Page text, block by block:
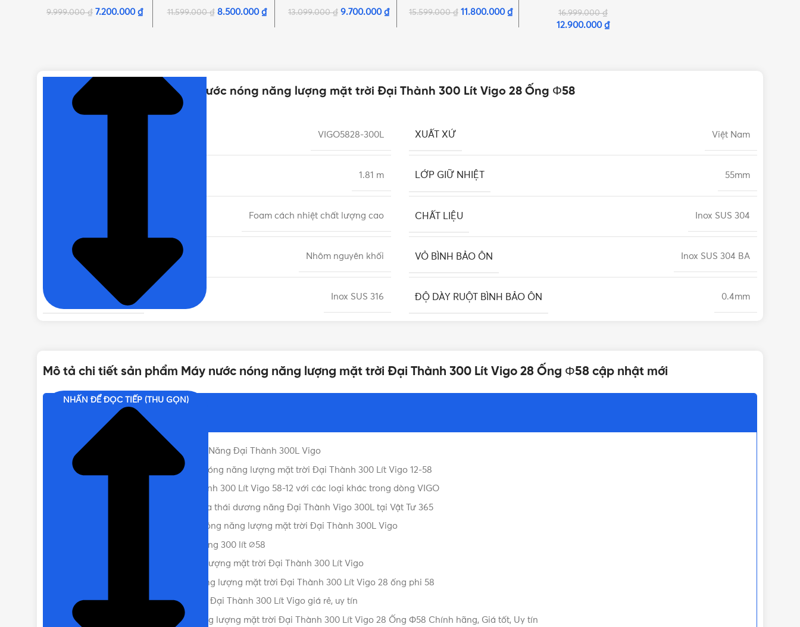
Thành 130 Lít Vigo 12
Ống Φ58
9.999.000₫ 7.200.000 ₫
Thành 160 Lít Vigo 15
Ống Φ58
11.599.000₫ 8.500.000 ₫
Thành 180 Lít Vigo 18
Ống Φ58
13.099.000₫ 9.700.000 ₫
Thành 215 Lít Vigo 21
Ống Φ58
15.599.000₫ 11.800.000 ₫
Thành 250 Lít Vigo 24
Ống Φ58
16.999.000₫
12.900.000 ₫
Thông số kỹ thuật của Máy nước nóng năng lượng mặt trời Đại Thành 300 Lít Vigo 28 Ống Φ58
VIGO5828-300L XUẤT XỨ Việt Nam
1.81 m LỚP GIỮ NHIỆT 55mm
Foam cách nhiệt chất lượng cao CHẤT LIỆU Inox SUS 304
CHẤT LIỆU KHUNG ĐỠ Nhôm nguyên khối VỎ BÌNH BẢO ÔN Inox SUS 304 BA
RUỘT BÌNH BẢO ÔN Inox SUS 316 ĐỘ DÀY RUỘT BÌNH BẢO ÔN 0.4mm
TIÊU CHUẨN ISO 9001:2008, TC 08:2008/CTY-NĐT, TCVN: 8251:2009
BẢO HÀNH 7 năm THƯƠNG HIỆU
VIGO (INOX 316) DUNG TÍCH
Máy năng lượng mặt trời
Thành
Mô tả chi tiết sản phẩm Máy nước nóng năng lượng mặt trời Đại Thành 300 Lít Vigo 28 Ống Φ58 cập nhật mới
Nội dung chính
Thông số cơ bản của Thái Dương Năng Đại Thành 300L Vigo
Đặc điểm nổi bật của Máy nước nóng năng lượng mặt trời Đại Thành 300 Lít Vigo 12-58
So sánh máy năng lượng Đại Thành 300 Lít Vigo 58-12 với các loại khác trong dòng VIGO
Bộ phụ kiện PPR tặng kèm khi mua thái dương năng Đại Thành Vigo 300L tại Vật Tư 365
Cách hoạt động của Bình nước nóng năng lượng mặt trời Đại Thành 300L Vigo
Chi tiết các lớp của ống chân không 300 lít ∅58
Lợi ích của máy nước nóng năng lượng mặt trời Đại Thành 300 Lít Vigo
Lưu ý lắp đặt và sử dụng Bình năng lượng mặt trời Đại Thành 300 Lít Vigo 28 ống phi 58
Nơi bán Máy năng lượng mặt trời Đại Thành 300 Lít Vigo giá rẻ, uy tín
Liên hệ mua Máy nước nóng năng lượng mặt trời Đại Thành 300 Lít Vigo 28 Ống Φ58 Chính hãng, Giá tốt, Uy tín
NHẤN ĐỂ ĐỌC TIẾP (THU GỌN)